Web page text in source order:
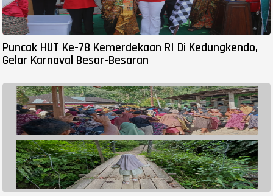
Puncak HUT Ke-78 Kemerdekaan RI Di Kedungkendo,
Gelar Karnaval Besar-Besaran